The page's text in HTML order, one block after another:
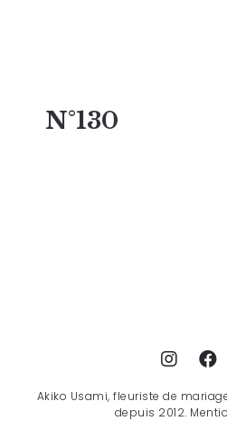
N°130
Akiko Usami, fleuriste de
depuis 2012.